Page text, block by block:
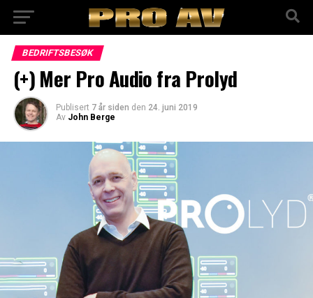
BEDRIFTSBESØK
(+) Mer Pro Audio fra Prolyd
Publisert 7 år siden den 24. juni 2019
Av John Berge